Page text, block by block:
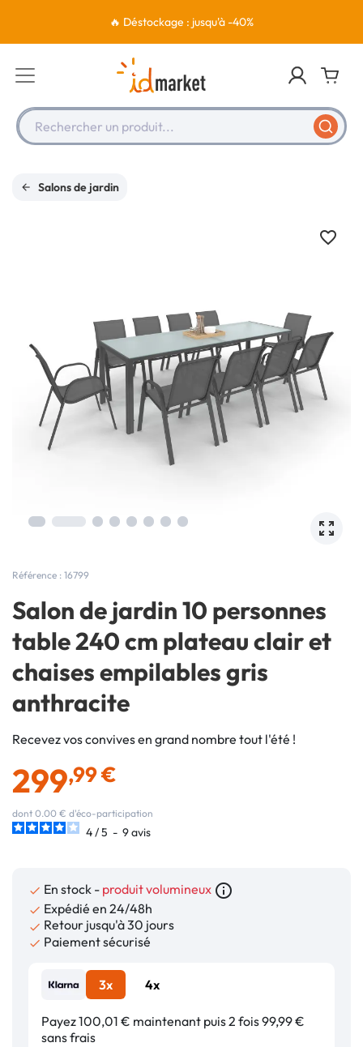
🔥 Déstockage : jusqu'à -40%
Rechercher un produit...
Salons de jardin
Référence : 16799
Salon de jardin 10 personnes
table 240 cm plateau clair et
chaises empilables gris
anthracite
Recevez vos convives en grand nombre tout l'été !
299,99 €
dont 0.00 € d'éco-participation
4/5 - 9avis
 En stock - produit volumineux info_outline
 Expédié en 24/48h
 Retour jusqu'à 30 jours
 Paiement sécurisé
3x 4x
Payez 100,01 € maintenant puis 2 fois 99,99 €
sans frais
favorite_border